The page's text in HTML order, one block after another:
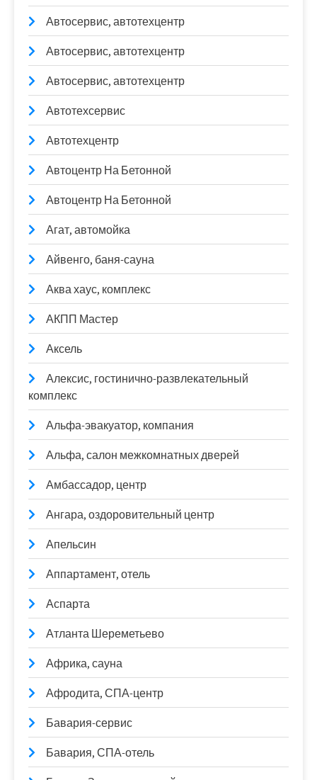
Автосервис, автотехцентр
Автосервис, автотехцентр
Автосервис, автотехцентр
Автотехсервис
Автотехцентр
Автоцентр На Бетонной
Автоцентр На Бетонной
Агат, автомойка
Айвенго, баня-сауна
Аква хаус, комплекс
АКПП Мастер
Аксель
Алексис, гостинично-развлекательный
комплекс
Альфа-эвакуатор, компания
Альфа, салон межкомнатных дверей
Амбассадор, центр
Ангара, оздоровительный центр
Апельсин
Аппартамент, отель
Аспарта
Атланта Шереметьево
Африка, сауна
Афродита, СПА-центр
Бавария-сервис
Бавария, СПА-отель